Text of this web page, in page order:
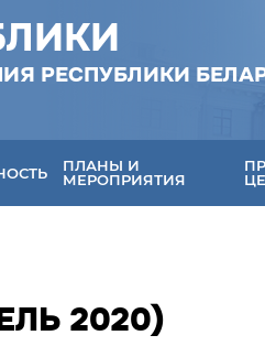
РЕСПУБЛИКИ
ПЛАНЫ И
МЕРОПРИЯТИЯ
2020)